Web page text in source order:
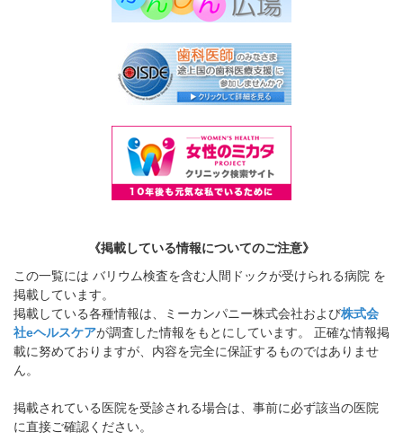
《掲載している情報についてのご注意》
この一覧には バリウム検査を含む人間ドックが受けられる病院 を
掲載しています。
掲載している各種情報は、ミーカンパニー株式会社および株式会
社eヘルスケアが調査した情報をもとにしています。 正確な情報掲
載に努めておりますが、内容を完全に保証するものではありませ
ん。
掲載されている医院を受診される場合は、事前に必ず該当の医院
に直接ご確認ください。